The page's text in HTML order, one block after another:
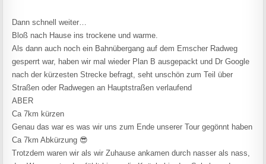
Dann schnell weiter…
Bloß nach Hause ins trockene und warme.
Als dann auch noch ein Bahnübergang auf dem Emscher Radweg
gesperrt war, haben wir mal wieder Plan B ausgepackt und Dr Google
nach der kürzesten Strecke befragt, seht unschön zum Teil über
Straßen oder Radwegen an Hauptstraßen verlaufend
ABER
Ca 7km kürzen
Genau das war es was wir uns zum Ende unserer Tour gegönnt haben
Ca 7km Abkürzung 😎
Trotzdem waren wir als wir Zuhause ankamen durch nasser als nass,